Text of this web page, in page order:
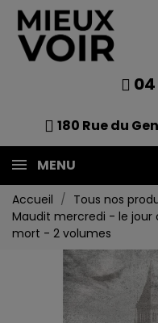
04
180 Rue du
MENU
Accueil Tous nos
Maudit mercredi - le jour
mort - 2 volumes